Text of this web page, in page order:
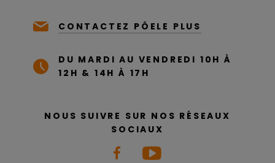
CONTACTEZ PÔELE PLUS
DU MARDI AU VENDREDI 10H À
12H & 14H À 17H
NOUS SUIVRE SUR NOS RÉSEAUX
SOCIAUX